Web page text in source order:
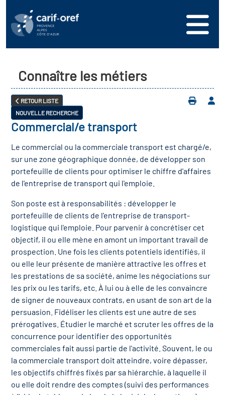
nous
formation
de l'offre de
en région
en santé et sécurité au
les métiers
clés métiers et
lieu d'information ou
des territoires
(OPC)
Régional d’Observation
des métiers en
des transitions
de l'Economie
Solidaire (ESS)
du secteur sanitaire
connecter
Connaître les métiers
RETOUR LISTE
NOUVELLE RECHERCHE
Commercial/e transport
Le commercial ou la commerciale transport est chargé/e,
sur une zone géographique donnée, de développer son
portefeuille de clients pour optimiser le chiffre d'affaires
de l'entreprise de transport qui l'emploie.
Son poste est à responsabilités : développer le
portefeuille de clients de l'entreprise de transport-
logistique qui l'emploie. Pour parvenir à concrétiser cet
objectif, il ou elle mène en amont un important travail de
prospection. Une fois les clients potentiels identifiés, il
ou elle leur présente de manière attractive les offres et
les prestations de sa société, anime les négociations sur
les prix ou les tarifs, etc. À lui ou à elle de les convaincre
de signer de nouveaux contrats, en usant de son art de la
persuasion. Fidéliser les clients est une autre de ses
prérogatives. Étudier le marché et scruter les offres de la
concurrence pour identifier des opportunités
commerciales fait aussi partie de l'activité. Souvent, le ou
la commerciale transport doit atteindre, voire dépasser,
les objectifs chiffrés fixés par sa hiérarchie, à laquelle il
ou elle doit rendre des comptes (suivi des performances